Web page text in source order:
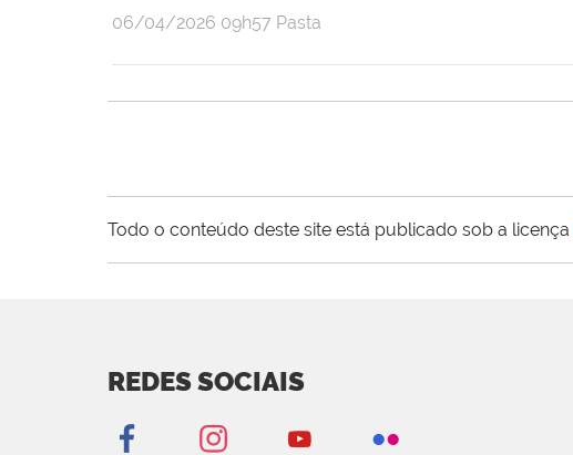
publicado
06/04/2026 09h57 Pasta
Todo o conteúdo deste site está publicado sob a licença
REDES SOCIAIS